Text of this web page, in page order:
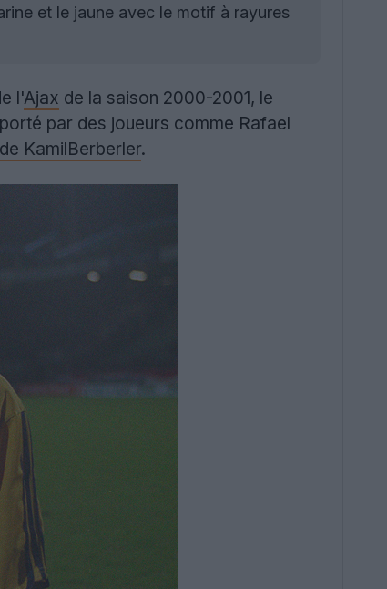
et le jaune avec le motif à rayures
l'Ajax de la saison 2000-2001, le
par des joueurs comme Rafael
KamilBerberler.